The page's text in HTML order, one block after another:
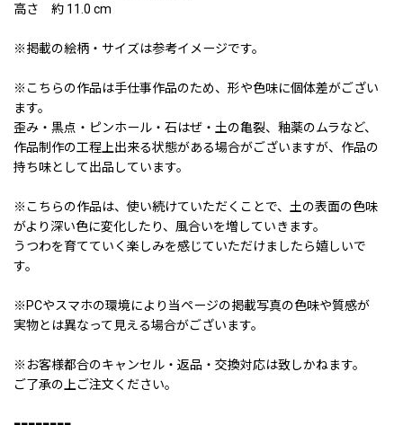
高さ 約 11.0 cm
※掲載の絵柄・サイズは参考イメージです。
※こちらの作品は手仕事作品のため、形や色味に個体差がござい
ます。
歪み・黒点・ピンホール・石はぜ・土の亀裂、釉薬のムラなど、
作品制作の工程上出来る状態がある場合がございますが、作品の
持ち味として出品しています。
※こちらの作品は、使い続けていただくことで、土の表面の色味
がより深い色に変化したり、風合いを増していきます。
うつわを育てていく楽しみを感じていただけましたら嬉しいで
す。
※PCやスマホの環境により当ページの掲載写真の色味や質感が
実物とは異なって見える場合がございます。
※お客様都合のキャンセル・返品・交換対応は致しかねます。
ご了承の上ご注文ください。